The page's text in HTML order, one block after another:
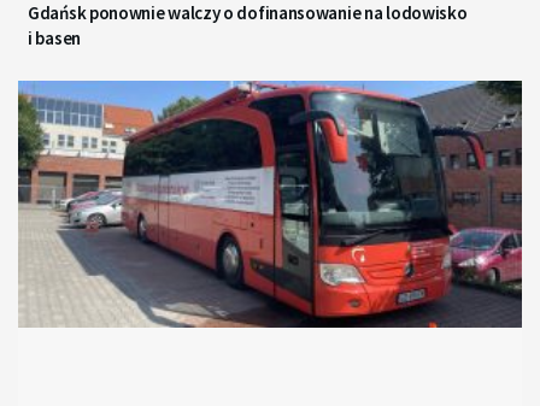
Gdańsk ponownie walczy o dofinansowanie na lodowisko
i basen